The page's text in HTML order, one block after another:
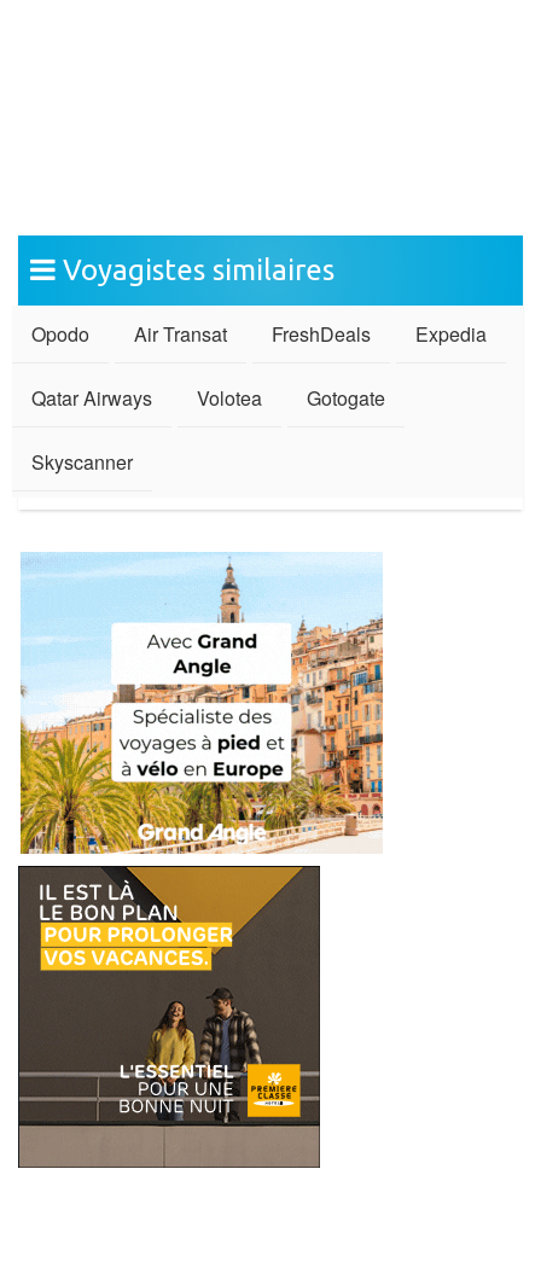
Voyagistes similaires
Opodo Air Transat FreshDeals Expedia
Qatar Airways Volotea Gotogate
Skyscanner